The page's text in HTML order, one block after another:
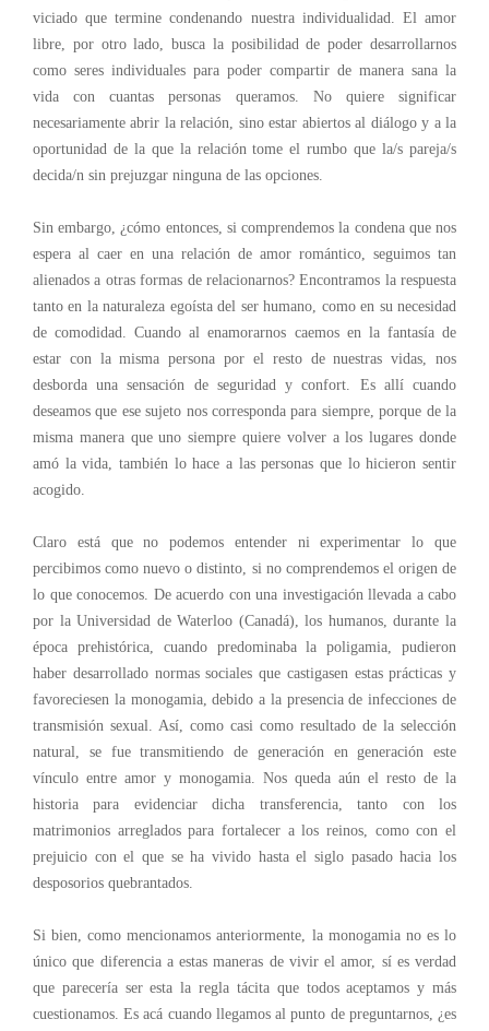
viciado que termine condenando nuestra individualidad. El amor
libre, por otro lado, busca la posibilidad de poder desarrollarnos
como seres individuales para poder compartir de manera sana la
vida con cuantas personas queramos. No quiere significar
necesariamente abrir la relación, sino estar abiertos al diálogo y a la
oportunidad de la que la relación tome el rumbo que la/s pareja/s
decida/n sin prejuzgar ninguna de las opciones.
Sin embargo, ¿cómo entonces, si comprendemos la condena que nos
espera al caer en una relación de amor romántico, seguimos tan
alienados a otras formas de relacionarnos? Encontramos la respuesta
tanto en la naturaleza egoísta del ser humano, como en su necesidad
de comodidad. Cuando al enamorarnos caemos en la fantasía de
estar con la misma persona por el resto de nuestras vidas, nos
desborda una sensación de seguridad y confort. Es allí cuando
deseamos que ese sujeto nos corresponda para siempre, porque de la
misma manera que uno siempre quiere volver a los lugares donde
amó la vida, también lo hace a las personas que lo hicieron sentir
acogido.
Claro está que no podemos entender ni experimentar lo que
percibimos como nuevo o distinto, si no comprendemos el origen de
lo que conocemos. De acuerdo con una investigación llevada a cabo
por la Universidad de Waterloo (Canadá), los humanos, durante la
época prehistórica, cuando predominaba la poligamia, pudieron
haber desarrollado normas sociales que castigasen estas prácticas y
favoreciesen la monogamia, debido a la presencia de infecciones de
transmisión sexual. Así, como casi como resultado de la selección
natural, se fue transmitiendo de generación en generación este
vínculo entre amor y monogamia. Nos queda aún el resto de la
historia para evidenciar dicha transferencia, tanto con los
matrimonios arreglados para fortalecer a los reinos, como con el
prejuicio con el que se ha vivido hasta el siglo pasado hacia los
desposorios quebrantados.
Si bien, como mencionamos anteriormente, la monogamia no es lo
único que diferencia a estas maneras de vivir el amor, sí es verdad
que parecería ser esta la regla tácita que todos aceptamos y más
cuestionamos. Es acá cuando llegamos al punto de preguntarnos, ¿es